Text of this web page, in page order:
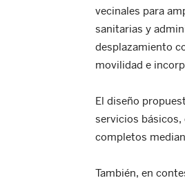
vecinales para
sanitarias y
desplazamiento
movilidad e
El diseño
servicios
completos
También, en